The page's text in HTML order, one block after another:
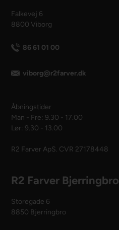
Falkevej 6
8800 Viborg
86 61 01 00
viborg@r2farver.dk
Åbningstider
Man - Fre: 9.30 - 17.00
Lør: 9.30 - 13.00
R2 Farver ApS. CVR 27178448
R2 Farver Bjerringbro
Storegade 6
8850 Bjerringbro